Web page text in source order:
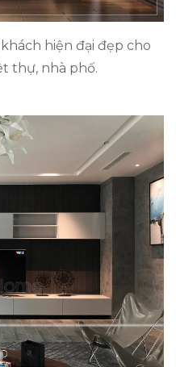
hiện đại đẹp cho
thự, nhà phố.